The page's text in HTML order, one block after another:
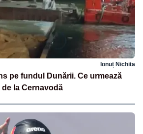
Ionuț Nichita
pe fundul Dunării. Ce urmează
la Cernavodă